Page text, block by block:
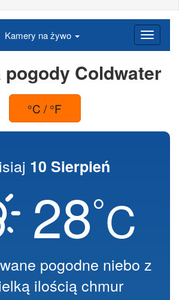
Kamery na żywo
pogody Coldwater
°C / °F
10 Sierpień
28°C
pogodne niebo z
ilością chmur